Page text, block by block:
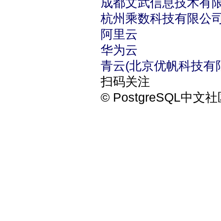
成都文武信息技术有
杭州乘数科技有限公
阿里云
华为云
青云(北京优帆科技有
扫码关注
© PostgreSQL中文